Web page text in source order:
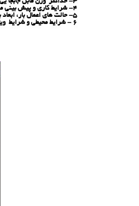
3- حداکثر وزن قابل جابجا یی در محدوده كار گیر جرثقیل
4- شرایط کاری و پیش بینی مدت زمان عمر جرثقیل
5- حالت های اعمال بار، ابعاد بار قابل جابجایی
6 - شرایط محیطی و شرایط ویژه